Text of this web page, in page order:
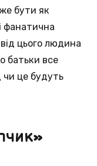
бути як
фанатична
цього людина
батьки все
чи це будуть